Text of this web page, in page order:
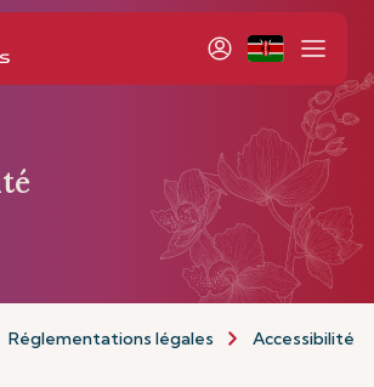
Réglementations légales Accessibilité